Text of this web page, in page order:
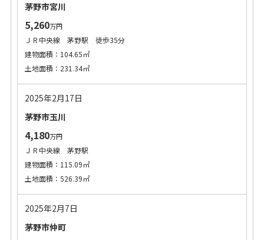
茅野市宮川
5,260万円
ＪＲ中央線 茅野駅 徒歩35分
建物面積：104.65㎡
土地面積：231.34㎡
2025年2月17日
茅野市玉川
4,180万円
ＪＲ中央線 茅野駅
建物面積：115.09㎡
土地面積：526.39㎡
2025年2月7日
茅野市仲町